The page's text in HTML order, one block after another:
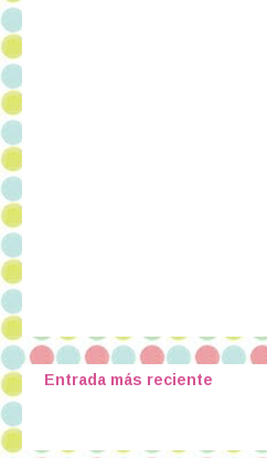
Entrada más reciente